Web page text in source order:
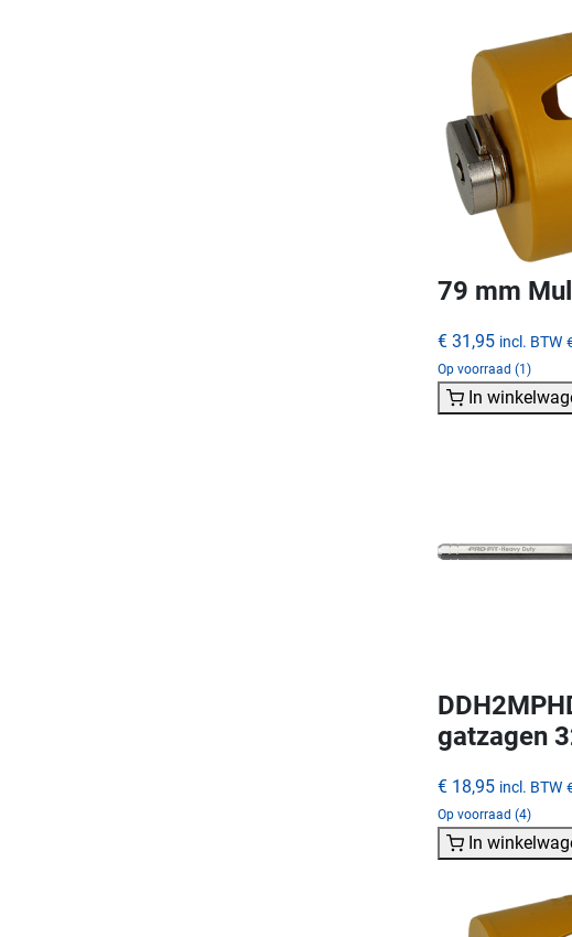
79 mm
€ 31,95 incl. BTW
Op voorraad (1)
In
gatzagen
€ 18,95 incl. BTW
Op voorraad (4)
In